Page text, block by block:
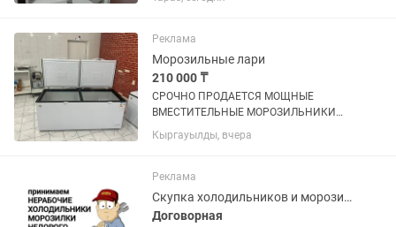
Реклама
Морозильные лари
210 000 ₸
СРОЧНО ПРОДАЕТСЯ МОЩНЫЕ
ВМЕСТИТЕЛЬНЫЕ МОРОЗИЛЬНИКИ
ОБЪЕМ 600 л, покупали по 320.000 тг
продаем срочно по 210.000 тг,
упустите такие вкусные цены !
Кыргауылды, вчера
Реклама
Скупка холодильников и морозилок
Договорная